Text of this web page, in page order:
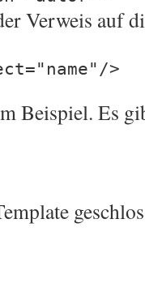
Verweis auf
>
Beispiel. Es